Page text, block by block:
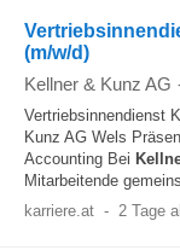
(m/w/d)
Kellner & Kunz AG
Vertriebsinnendienst
Kunz AG Wels
Accounting Bei
Mitarbeitende
karriere.at - 2 Tage